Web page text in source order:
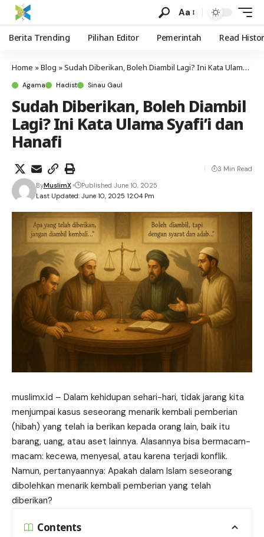
Aa
Berita Trending Pilihan Editor Pemerintah Read
Home »Blog »Sudah Diberikan, Boleh Diambil Lagi? Ini Kata Ulama Syafi’i dan Hanafi
Agama Hadist Sinau Gaul
Sudah Diberikan, Boleh Diambil
Lagi? Ini Kata Ulama Syafi’i dan
Hanafi
Last Updated: June 10, 2025 12:04 Pm
ByMuslimX Published June 10, 2025
3 Min Read
muslimx.id – Dalam kehidupan sehari-hari, tidak jarang kita
menjumpai kasus seseorang menarik kembali pemberian
(hibah) yang telah ia berikan kepada orang lain, baik itu
barang, uang, atau aset lainnya. Alasannya bisa bermacam-
macam: kecewa, menyesal, atau karena terjadi konflik.
Namun, pertanyaannya: Apakah dalam Islam seseorang
dibolehkan menarik kembali pemberian yang telah
diberikan?
Contents